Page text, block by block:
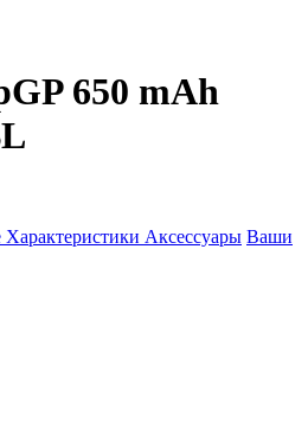
GP 650 mAh
Характеристики Аксессуары Ваши